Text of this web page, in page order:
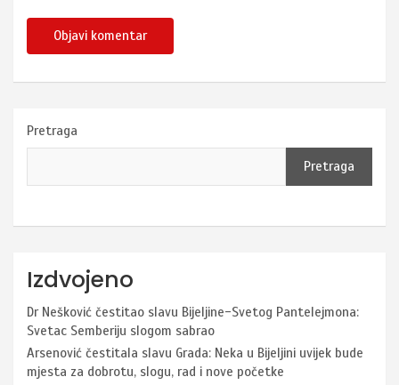
Pretraga
Pretraga
Izdvojeno
Dr Nešković čestitao slavu Bijeljine-Svetog Pantelejmona:
Svetac Semberiju slogom sabrao
Arsenović čestitala slavu Grada: Neka u Bijeljini uvijek bude
mjesta za dobrotu, slogu, rad i nove početke